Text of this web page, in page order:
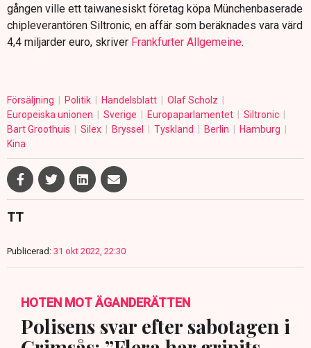
gången ville ett taiwanesiskt företag köpa Münchenbaserade
chipleverantören Siltronic, en affär som beräknades vara värd
4,4 miljarder euro, skriver Frankfurter Allgemeine.
Försäljning Politik Handelsblatt
Olaf Scholz
Europeiska unionen
Sverige Europaparlamentet
Siltronic
Bart Groothuis
Silex Bryssel Tyskland Berlin
Hamburg
Kina
TT
Publicerad: 31 okt 2022, 22:30
HOTEN MOT ÄGANDERÄTTEN
Polisens svar efter sabotagen i